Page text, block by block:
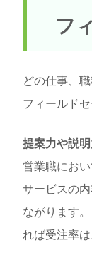
フ
どの仕事、
フィールド
提案力や説
営業職にお
サービスの
ながります
れば受注率は